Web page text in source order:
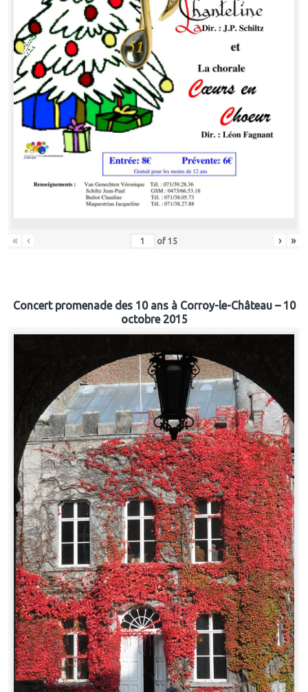
« ‹ of 15 › »
Concert promenade des 10 ans à Corroy-le-Château – 10
octobre 2015